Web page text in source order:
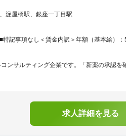
淀屋橋駅、銀座一丁目駅
記事項なし＜賃金内訳＞年額（基本給）
ンサルティング企業です。「新薬の承認を
求人詳細を見る